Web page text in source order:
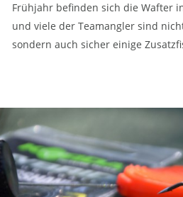
Frühjahr befinden sich die Wafter
und viele der Teamangler sind
sondern auch sicher einige